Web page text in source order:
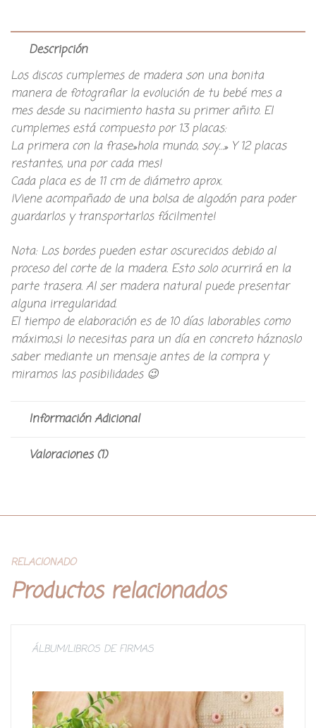
Descripción
Los discos cumplemes de madera son una bonita
manera de fotografiar la evolución de tu bebé mes a
mes desde su nacimiento hasta su primer añito. El
cumplemes está compuesto por 13 placas:
La primera con la frase»hola mundo, soy…» Y 12 placas
restantes, una por cada mes!
Cada placa es de 11 cm de diámetro aprox.
¡Viene acompañado de una bolsa de algodón para poder
guardarlos y transportarlos fácilmente!
Nota: Los bordes pueden estar oscurecidos debido al
proceso del corte de la madera. Esto solo ocurrirá en la
parte trasera. Al ser madera natural puede presentar
alguna irregularidad.
El tiempo de elaboración es de 10 días laborables como
máximo,si lo necesitas para un día en concreto háznoslo
saber mediante un mensaje antes de la compra y
miramos las posibilidades 😉
Información Adicional
Valoraciones (1)
RELACIONADO
Productos relacionados
ÁLBUM/LIBROS DE FIRMAS